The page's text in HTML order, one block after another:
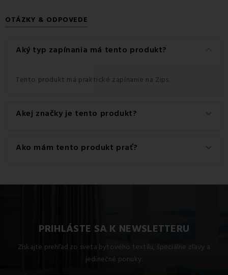
OTÁZKY & ODPOVEDE
Aký typ zapínania má tento produkt? keyboard_arrow_down
Tento produkt má praktické zapínanie na Zips.
Akej značky je tento produkt?
Ide o autentický produkt značky FARO.
Ako mám tento produkt prať?
PRIHLÁSTE SA K NEWSLETTERU
Získajte prehľad zo sveta bytového textilu, špeciálne zľavy a
jedinečné ponuky.